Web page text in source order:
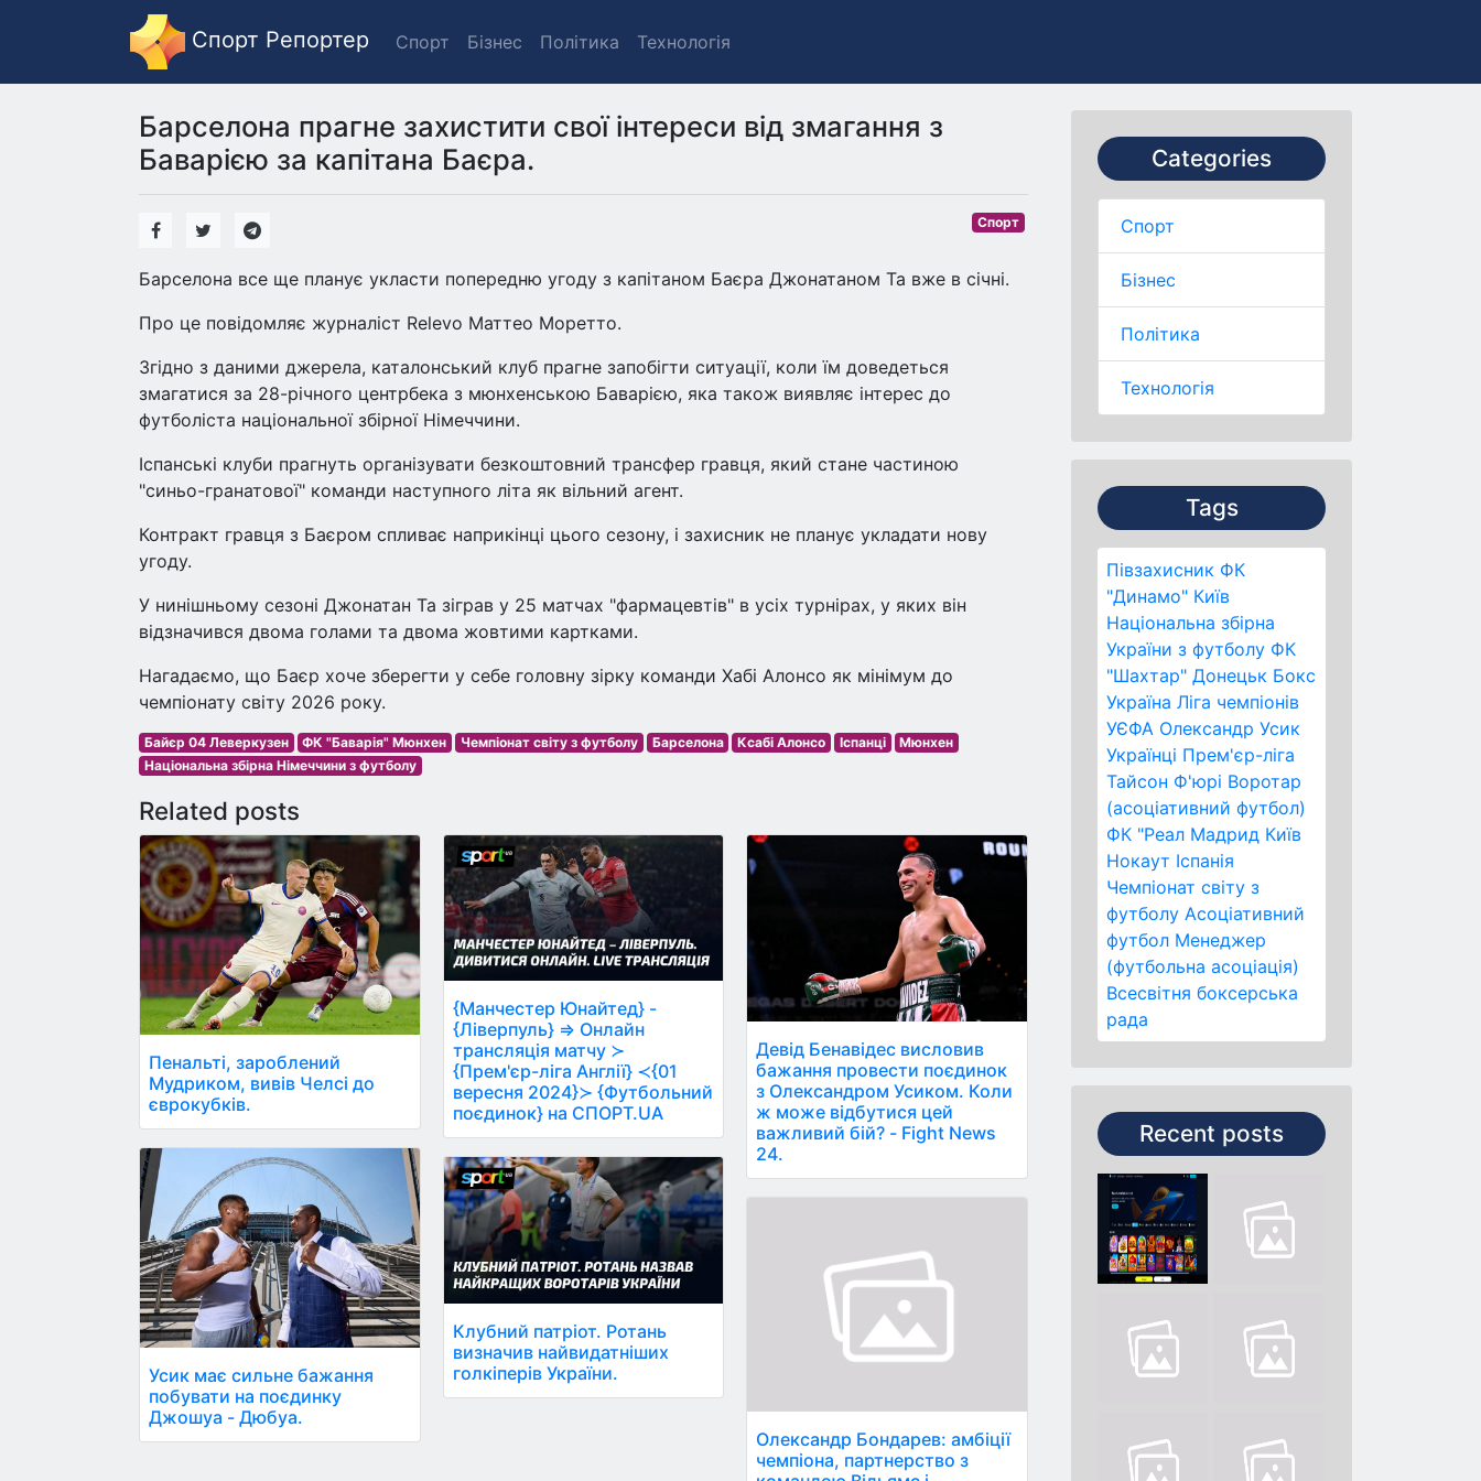
Спорт Репортер Спорт Бізнес Політика Технологія
Categories
Спорт
Бізнес
Політика
Технологія
Tags
Півзахисник ФК
"Динамо" Київ
Національна збірна
України з футболу ФК
"Шахтар" Донецьк Бокс
Україна Ліга чемпіонів
УЄФА Олександр Усик
Українці Прем'єр-ліга
Тайсон Ф'юрі Воротар
(асоціативний футбол)
ФК "Реал Мадрид Київ
Нокаут Іспанія
Чемпіонат світу з
футболу Асоціативний
футбол Менеджер
(футбольна асоціація)
Всесвітня боксерська
рада
Recent posts
Барселона прагне захистити свої інтереси від змагання з
Баварією за капітана Баєра.
Спорт
Барселона все ще планує укласти попередню угоду з капітаном Баєра Джонатаном Та вже в січні.
Про це повідомляє журналіст Relevo Маттео Моретто.
Згідно з даними джерела, каталонський клуб прагне запобігти ситуації, коли їм доведеться
змагатися за 28-річного центрбека з мюнхенською Баварією, яка також виявляє інтерес до
футболіста національної збірної Німеччини.
Іспанські клуби прагнуть організувати безкоштовний трансфер гравця, який стане частиною
"синьо-гранатової" команди наступного літа як вільний агент.
Контракт гравця з Баєром спливає наприкінці цього сезону, і захисник не планує укладати нову
угоду.
У нинішньому сезоні Джонатан Та зіграв у 25 матчах "фармацевтів" в усіх турнірах, у яких він
відзначився двома голами та двома жовтими картками.
Нагадаємо, що Баєр хоче зберегти у себе головну зірку команди Хабі Алонсо як мінімум до
чемпіонату світу 2026 року.
Байєр 04 Леверкузен ФК "Баварія" Мюнхен Чемпіонат світу з футболу Барселона Ксабі Алонсо Іспанці
Мюнхен
Національна збірна Німеччини з футболу
Related posts
Пенальті, зароблений
Мудриком, вивів Челсі до
єврокубків.
Усик має сильне бажання
побувати на поєдинку
Джошуа - Дюбуа.
{Манчестер Юнайтед} -
{Ліверпуль} ⇒ Онлайн
трансляція матчу ≻
{Прем'єр-ліга Англії} ≺{01
вересня 2024}≻ {Футбольний
поєдинок} на СПОРТ.UA
Клубний патріот. Ротань
визначив найвидатніших
голкіперів України.
Девід Бенавідес висловив
бажання провести поєдинок
з Олександром Усиком. Коли
ж може відбутися цей
важливий бій? - Fight News
24.
Олександр Бондарев: амбіції
чемпіона, партнерство з